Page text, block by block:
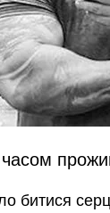
часом
битися